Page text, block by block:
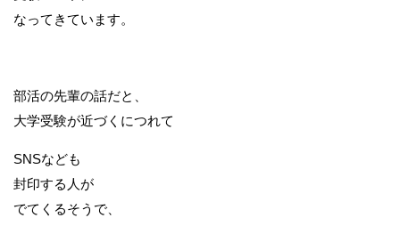
なってきています。
部活の先輩の話だと、
大学受験が近づくにつれて
SNSなども
封印する人が
でてくるそうで、